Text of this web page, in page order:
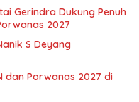
Gerindra Dukung Penuh
2027
S Deyang
dan Porwanas 2027 di